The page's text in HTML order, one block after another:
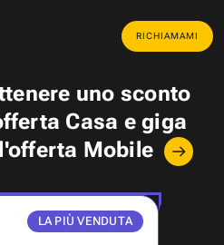
RICHIAMAMI
uno sconto
Casa egiga
Mobile
LA PIÙ VENDUTA